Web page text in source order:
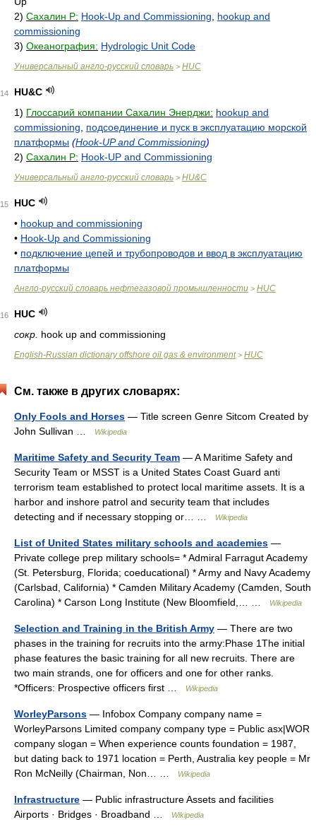
2) Сахалин Р: Hook-Up and Commissioning
hookup and
commissioning
3) Океанография: Hydrologic Unit Code
Универсальный англо-русский словарь > HUC
14
HU&C
1) Глоссарий компании Сахалин Энерджи: hookup and
commissioning
подсоединение и пуск в эксплуатацию морской
платформы (Hook-UP and Commissioning)
2) Сахалин Р: Hook-UP and Commissioning
Универсальный англо-русский словарь > HU&C
15
HUC
• hookup and commissioning
• Hook-Up and Commissioning
• подключение цепей и трубопроводов и ввод в эксплуатацию
платформы
Англо-русский словарь нефтегазовой промышленности > HUC
16
HUC
сокр. hook up and commissioning
English-Russian dictionary offshore oil gas & environment> HUC
См. также в других словарях:
Only Fools and Horses — Title screen Genre Sitcom Created by
John Sullivan …
Wikipedia
Maritime Safety and Security Team — A Maritime Safety and
Security Team or MSST is a United States Coast Guard anti
terrorism team established to protect local maritime assets. It is a
harbor and inshore patrol and security team that includes
detecting and if necessary stopping or… …
Wikipedia
List of United States military schools and academies —
Private college prep military schools= * Admiral Farragut Academy
(St. Petersburg, Florida; coeducational) * Army and Navy Academy
(Carlsbad, California) * Camden Military Academy (Camden, South
Carolina) * Carson Long Institute (New Bloomfield,… …
Wikipedia
Selection and Training in the British Army — There are two
phases in the training for recruits into the army:Phase 1The initial
phase features the basic training for all new recruits. There are
two main strands, one for officers and one for other ranks.
*Officers: Prospective officers first …
Wikipedia
WorleyParsons — Infobox Company company name =
WorleyParsons Limited company company type = Public asx|WOR
company slogan = When experience counts foundation = 1987,
but dating back to 1971 location = Perth, Australia key people = Mr
Ron McNeilly (Chairman, Non… …
Wikipedia
Infrastructure — Public infrastructure Assets and facilities
Airports · Bridges · Broadband …
Wikipedia